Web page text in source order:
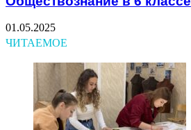
01.05.2025
ЧИТАЕМОЕ